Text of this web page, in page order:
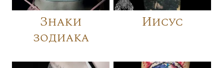
Знаки
зодиака
Иисус